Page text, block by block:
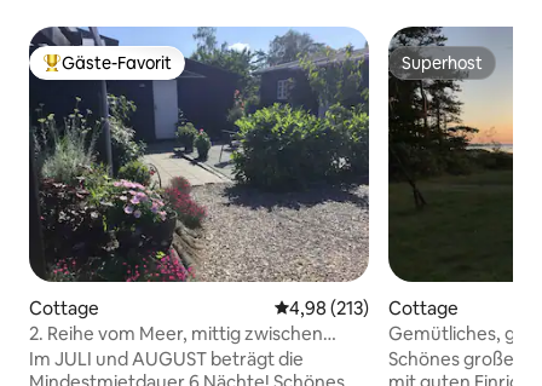
Beliebter Gäste-Favorit.
Gäste-Favorit
Cottage Durchschnittliche Bewertung:
4,98 (213)
2. Reihe vom Meer, mittig zwischen
Stadt und Leuchtturm.
Im JULI und AUGUST beträgt die
Superhost
Superhost
Cottage
Gemütliches,
mit schönem
Schönes großes